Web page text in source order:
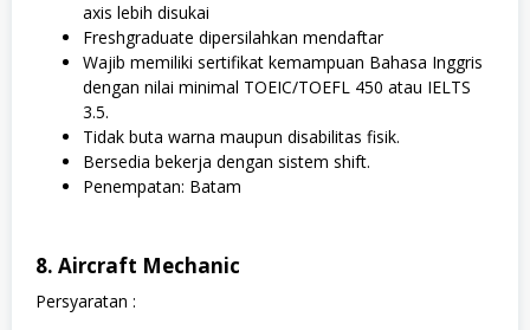
axis lebih disukai
Freshgraduate dipersilahkan mendaftar
Wajib memiliki sertifikat kemampuan Bahasa Inggris
dengan nilai minimal TOEIC/TOEFL 450 atau IELTS
3.5.
Tidak buta warna maupun disabilitas fisik.
Bersedia bekerja dengan sistem shift.
Penempatan: Batam
8. Aircraft Mechanic
Persyaratan :